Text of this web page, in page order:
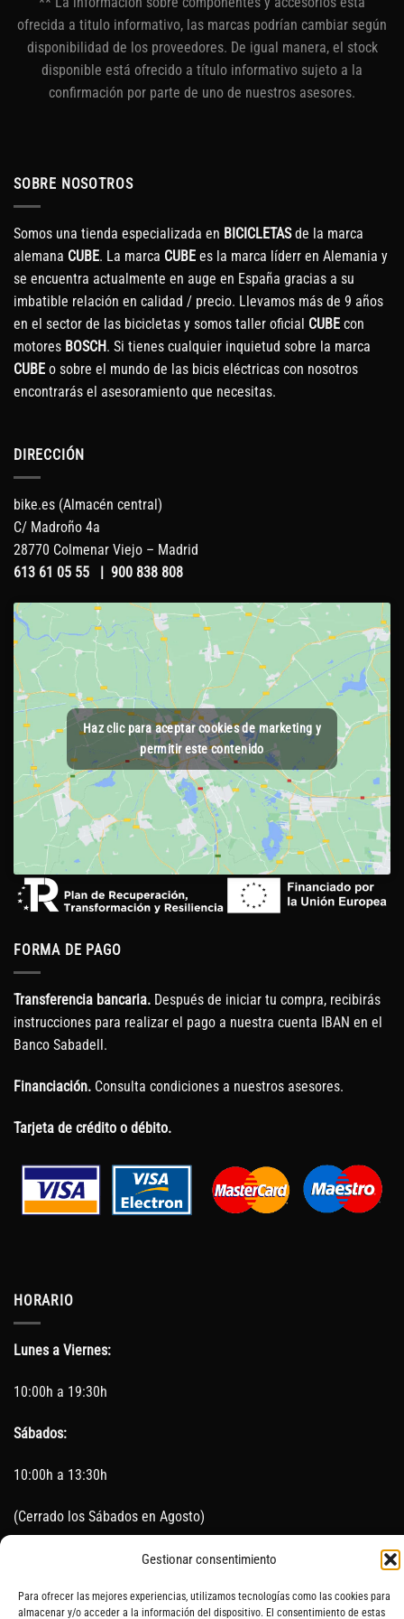
Gestionar consentimiento
Para ofrecer las mejores experiencias, utilizamos tecnologías como las cookies para
almacenar y/o acceder a la información del dispositivo. El consentimiento de estas
ofrecida a titulo informativo, las marcas podrían cambiar según
disponibilidad de los proveedores. De igual manera, el stock
disponible está ofrecido a título informativo sujeto a la
confirmación por parte de uno de nuestros asesores.
SOBRE NOSOTROS
Somos una tienda especializada en BICICLETASde la marca
alemana CUBE. La marca CUBE es la marca líderr en Alemania y
se encuentra actualmente en auge en España gracias a su
imbatible relación en calidad / precio. Llevamos más de 9 años
en el sector de las bicicletas y somos taller oficial CUBE con
motores BOSCH. Si tienes cualquier inquietud sobre la marca
CUBE o sobre el mundo de las bicis eléctricas con nosotros
encontrarás el asesoramiento que necesitas.
DIRECCIÓN
bike.es (Almacén central)
C/ Madroño 4a
28770 Colmenar Viejo – Madrid
613 61 05 55 | 900 838 808
Haz clic para aceptar cookies de marketing y
permitir este contenido
FORMA DE PAGO
Transferencia bancaria. Después de iniciar tu compra, recibirás
instrucciones para realizar el pago a nuestra cuenta IBAN en el
Banco Sabadell.
Financiación. Consulta condiciones a nuestros asesores.
Tarjeta de crédito o débito.
HORARIO
Lunes a Viernes:
10:00h a 19:30h
Sábados:
10:00h a 13:30h
(Cerrado los Sábados en Agosto)
Sin servicio de taller del 15 de Agosto al 5 de septiembre